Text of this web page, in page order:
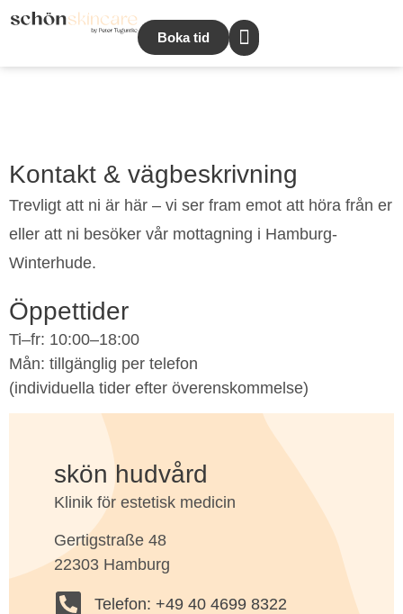
Boka tid
Kontakt & vägbeskrivning
Trevligt att ni är här – vi ser fram emot att höra från er
eller att ni besöker vår mottagning i Hamburg-
Winterhude.
Öppettider
Ti–fr: 10:00–18:00
Mån: tillgänglig per telefon
(individuella tider efter överenskommelse)
skön hudvård
Klinik för estetisk medicin
Gertigstraße 48
22303 Hamburg
Telefon: +49 40 4699 8322